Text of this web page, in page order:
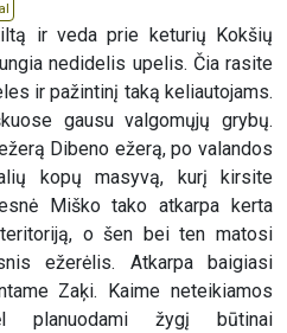
ir veda prie keturių Kokšių
nedidelis upelis. Čia rasite
ir pažintinį taką keliautojams.
gausu valgomųjų grybų.
Dibeno ežerą, po valandos
kopų masyvą, kurį kirsite
Miško tako atkarpa kerta
o šen bei ten matosi
ežerėlis. Atkarpa baigiasi
Zaķi. Kaime neteikiamos
planuodami žygį būtinai